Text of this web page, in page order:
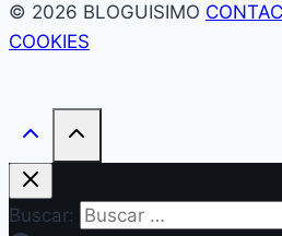
© 2026 BLOGUISIMO
COOKIES
Buscar: